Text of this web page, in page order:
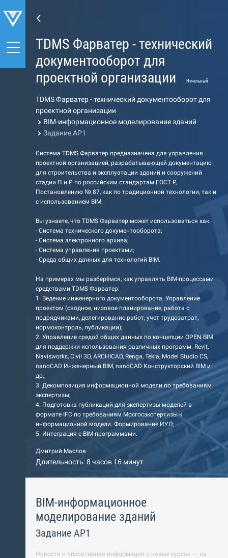
TDMS Фарватер - технический
документооборот для
проектной организации
Начальный
TDMS Фарватер - технический документооборот для
проектной организации
BIM-информационное моделирование зданий
Задание АР1
Система TDMS Фарватер предназначена для управления
проектной организацией, разрабатывающей документацию
для строительства и эксплуатации зданий и сооружений
стадии П и Р по российским стандартам ГОСТ Р,
Постановлению № 87, как по традиционной технологии, так и
с использованием BIM.
Вы узнаете, что TDMS Фарватер может использоваться как:
- Система технического документооборота;
- Система электронного архива;
- Система управления проектами;
- Среда общих данных для технологий BIM.
На примерах мы разберёмся, как управлять BIM-процессами
средствами TDMS Фарватер:
1. Ведение инженерного документооборота. Управление
проектом (сводное, низовое планирование, работа с
подрядчиками, делегирование работ, учет трудозатрат,
нормоконтроль, публикации);
2. Управление средой общих данных по концепции OPEN BIM
для поддержки использования различных программ: Revit,
Navisworks, Civil 3D, ARCHICAD, Renga, Tekla, Model Studio CS,
nanoCAD Инженерный BIM, nanoCAD Конструкторский BIM и
др.;
3. Декомпозиция информационной модели по требованиям
экспертизы;
4. Подготовка публикаций для экспертизы моделей в
формате IFC по требованиям Мосгосэкспертизы к
информационной модели. Формирование ИУЛ;
5. Интеграция с BIM-программами.
Дмитрий Маслов
Длительность: 8 часов 16 минут
BIM-информационное
моделирование зданий
Задание АР1
Новости и оперативная информация о новых курсах — на